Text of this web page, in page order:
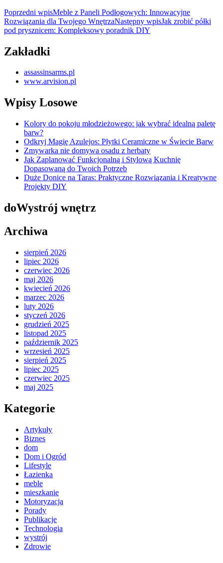
Nawigacja
wpisu
Poprzedni wpisMeble z Paneli Podłogowych: Innowacyjne
Rozwiązania dla Twojego WnętrzaNastępny wpisJak zrobić półki
pod prysznicem: Kompleksowy poradnik DIY
Zakładki
assassinsarms.pl
www.arvision.pl
Wpisy Losowe
Kolory do pokoju młodzieżowego: jak wybrać idealną paletę
barw?
Odkryj Magię Azulejos: Płytki Ceramiczne w Świecie Barw
Zmywarka nie domywa osadu z herbaty
Jak Zaplanować Funkcjonalną i Stylową Kuchnię
Dopasowaną do Twoich Potrzeb
Duże Donice na Taras: Praktyczne Rozwiązania i Kreatywne
Projekty DIY
doWystrój wnętrz
Archiwa
sierpień 2026
lipiec 2026
czerwiec 2026
maj 2026
kwiecień 2026
marzec 2026
luty 2026
styczeń 2026
grudzień 2025
listopad 2025
październik 2025
wrzesień 2025
sierpień 2025
lipiec 2025
czerwiec 2025
maj 2025
Kategorie
Artykuły
Biznes
dom
Dom i Ogród
Lifestyle
Łazienka
meble
mieszkanie
Motoryzacja
Porady
Publikacje
Technologia
wystrój
Zdrowie